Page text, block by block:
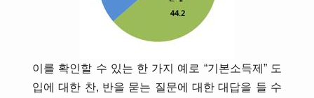
이를 확인할 수 있는 한 가지 예로 “기본소득제” 도
입에 대한 찬, 반을 묻는 질문에 대한 대답을 들 수